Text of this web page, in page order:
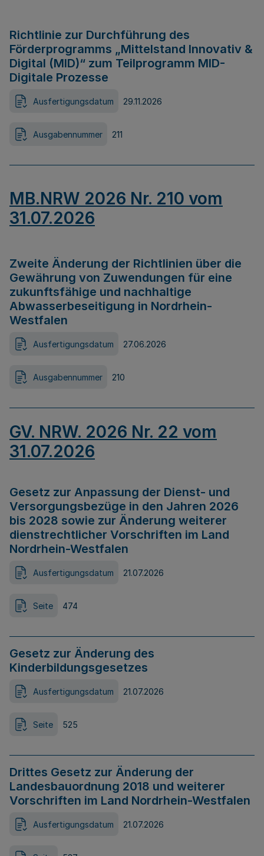
Richtlinie zur Durchführung des
Förderprogramms „Mittelstand Innovativ &
Digital (MID)“ zum Teilprogramm MID-
Digitale Prozesse
Ausfertigungsdatum 29.11.2026
Ausgabennummer 211
MB.NRW 2026 Nr. 210 vom
31.07.2026
Zweite Änderung der Richtlinien über die
Gewährung von Zuwendungen für eine
zukunftsfähige und nachhaltige
Abwasserbeseitigung in Nordrhein-
Westfalen
Ausfertigungsdatum 27.06.2026
Ausgabennummer 210
GV. NRW. 2026 Nr. 22 vom
31.07.2026
Gesetz zur Anpassung der Dienst- und
Versorgungsbezüge in den Jahren 2026
bis 2028 sowie zur Änderung weiterer
dienstrechtlicher Vorschriften im Land
Nordrhein-Westfalen
Ausfertigungsdatum 21.07.2026
Seite 474
Gesetz zur Änderung des
Kinderbildungsgesetzes
Ausfertigungsdatum 21.07.2026
Seite 525
Drittes Gesetz zur Änderung der
Landesbauordnung 2018 und weiterer
Vorschriften im Land Nordrhein-Westfalen
Ausfertigungsdatum 21.07.2026